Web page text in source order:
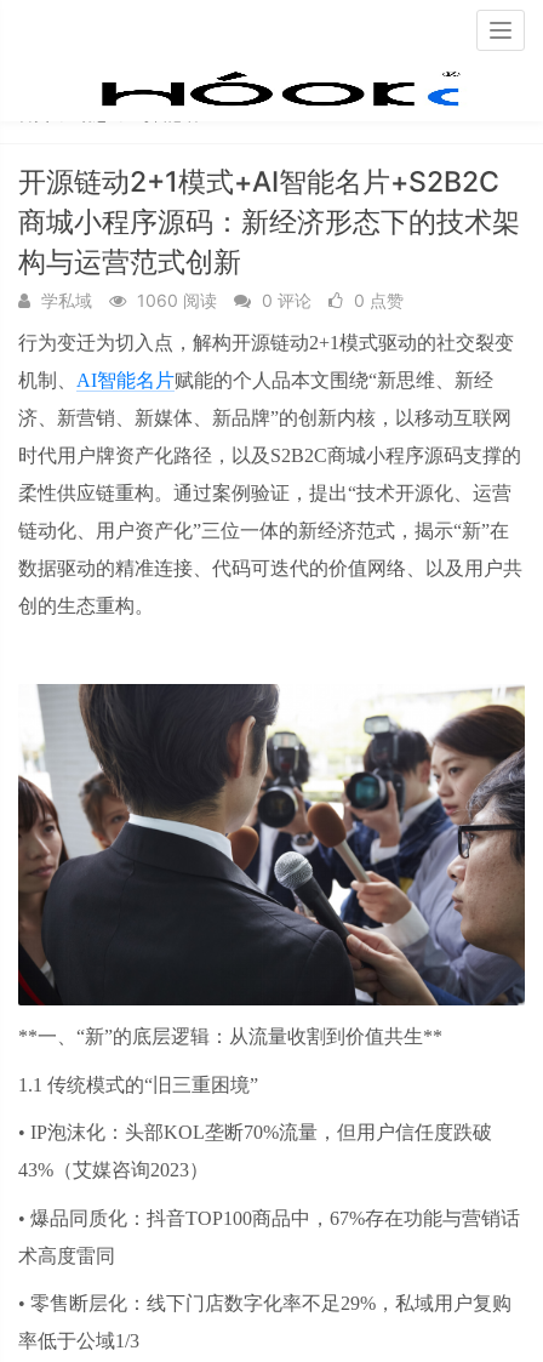
开源链动2+1模式+AI智能名片+S2B2C
商城小程序源码：新经济形态下的技术架
构与运营范式创新
学私域 1060 阅读 0 评论 0 点赞
行为变迁为切入点，解构开源链动2+1模式驱动的社交裂变
机制、 AI智能名片赋能的个人品本文围绕“新思维、新经
济、新营销、新媒体、新品牌”的创新内核，以移动互联网
时代用户牌资产化路径，以及S2B2C商城小程序源码支撑的
柔性供应链重构。通过案例验证，提出“技术开源化、运营
链动化、用户资产化”三位一体的新经济范式，揭示“新”在
数据驱动的精准连接、代码可迭代的价值网络、以及用户共
创的生态重构。
**一、“新”的底层逻辑：从流量收割到价值共生**
1.1 传统模式的“旧三重困境”
• IP泡沫化：头部KOL垄断70%流量，但用户信任度跌破
43%（艾媒咨询2023）
• 爆品同质化：抖音TOP100商品中，67%存在功能与营销话
术高度雷同
• 零售断层化：线下门店数字化率不足29%，私域用户复购
率低于公域1/3